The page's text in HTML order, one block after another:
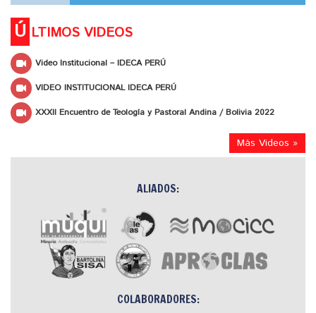
Ú LTIMOS VIDEOS
Video Institucional – IDECA PERÚ
VIDEO INSTITUCIONAL IDECA PERÚ
XXXII Encuentro de Teología y Pastoral Andina / Bolivia 2022
Más Videos »
ALIADOS:
COLABORADORES: